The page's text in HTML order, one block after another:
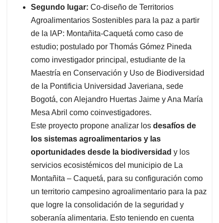
Segundo lugar: Co-diseño de Territorios
Agroalimentarios Sostenibles para la paz a partir
de la IAP: Montañita-Caquetá como caso de
estudio; postulado por Thomás Gómez Pineda
como investigador principal, estudiante de la
Maestría en Conservación y Uso de Biodiversidad
de la Pontificia Universidad Javeriana, sede
Bogotá, con Alejandro Huertas Jaime y Ana María
Mesa Abril como coinvestigadores.
Este proyecto propone analizar los desafíos de
los sistemas agroalimentarios y las
oportunidades desde la biodiversidad y los
servicios ecosistémicos del municipio de La
Montañita – Caquetá, para su configuración como
un territorio campesino agroalimentario para la paz
que logre la consolidación de la seguridad y
soberanía alimentaria. Esto teniendo en cuenta